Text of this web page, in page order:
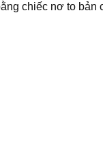
chiếc nơ to bản